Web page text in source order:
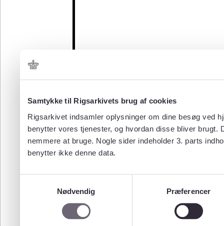
Samtykke til Rigsarkivets brug af cookies
Rigsarkivet indsamler oplysninger om dine besøg ved
benytter vores tjenester, og hvordan disse bliver
nemmere at bruge. Nogle sider indeholder 3. parts
benytter ikke denne data.
Nødvendig
Præferencer